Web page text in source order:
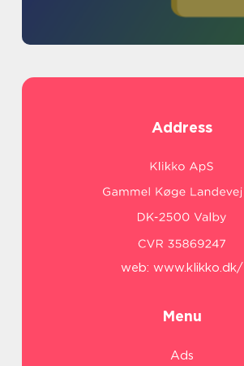
Address
web: www.klikko.dk/
Menu
Ads